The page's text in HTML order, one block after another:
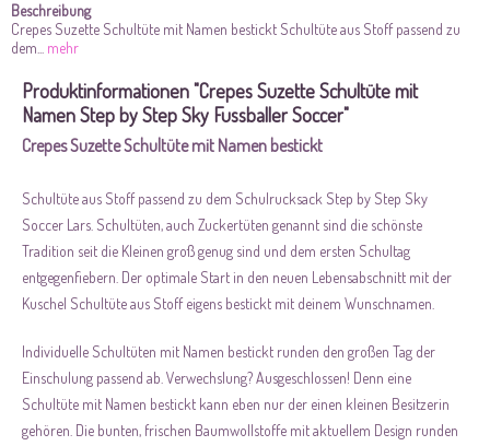
Beschreibung
Crepes Suzette Schultüte mit Namen bestickt Schultüte aus Stoff passend zu
dem...
mehr
Produktinformationen "Crepes Suzette Schultüte mit
Namen Step by Step Sky Fussballer Soccer"
Crepes Suzette Schultüte mit Namen bestickt
Schultüte aus Stoff passend zu dem Schulrucksack Step by Step Sky
Soccer Lars. Schultüten, auch Zuckertüten genannt sind die schönste
Tradition seit die Kleinen groß genug sind und dem ersten Schultag
entgegenfiebern. Der optimale Start in den neuen Lebensabschnitt mit der
Kuschel Schultüte aus Stoff eigens bestickt mit deinem Wunschnamen.
Individuelle Schultüten mit Namen bestickt runden den großen Tag der
Einschulung passend ab. Verwechslung? Ausgeschlossen! Denn eine
Schultüte mit Namen bestickt kann eben nur der einen kleinen Besitzerin
gehören. Die bunten, frischen Baumwollstoffe mit aktuellem Design runden